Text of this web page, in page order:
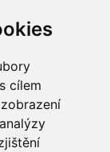
cílem